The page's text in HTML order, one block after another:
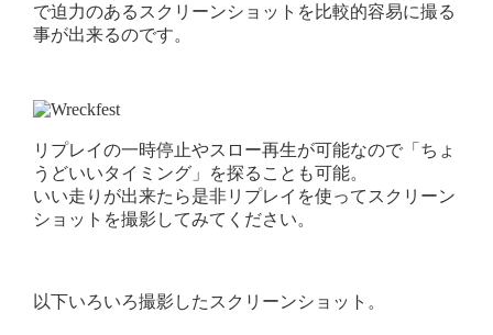
で迫力のあるスクリーンショットを比較的容易に撮る
事が出来るのです。
リプレイの一時停止やスロー再生が可能なので「ちょ
うどいいタイミング」を探ることも可能。
いい走りが出来たら是非リプレイを使ってスクリーン
ショットを撮影してみてください。
以下いろいろ撮影したスクリーンショット。